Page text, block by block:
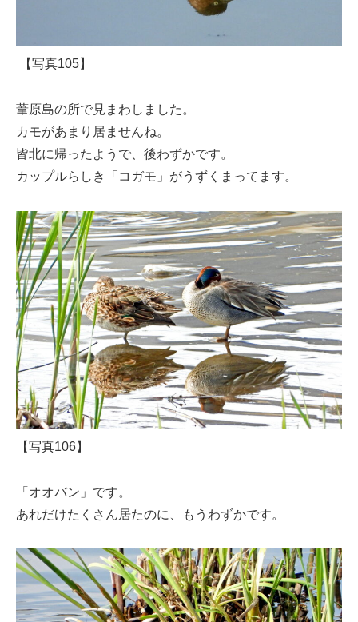
【写真105】
葦原島の所で見まわしました。
カモがあまり居ませんね。
皆北に帰ったようで、後わずかです。
カップルらしき「コガモ」がうずくまってます。
【写真106】
「オオバン」です。
あれだけたくさん居たのに、もうわずかです。